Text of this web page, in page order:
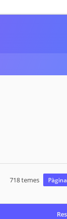
718 temes Pàgina